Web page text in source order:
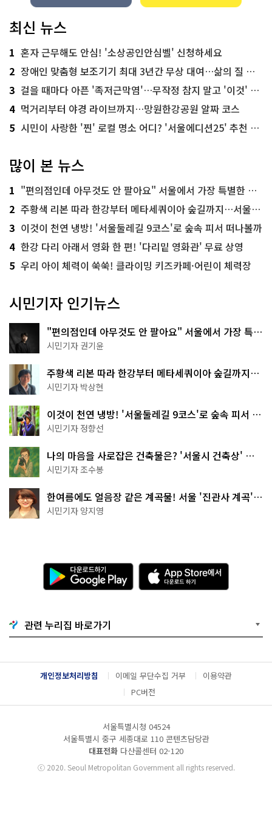
최신 뉴스
1 혼자 근무해도 안심! '소상공인안심벨' 신청하세요
2 장애인 맞춤형 보조기기 최대 3년간 무상 대여…삶의 질 높인다
3 걸을 때마다 아픈 '족저근막염'…무작정 참지 말고 '이것' 해보세요!
4 먹거리부터 야경 라이브까지…망원한강공원 알짜 코스
5 시민이 사랑한 '찐' 로컬 명소 어디? '서울에디션25' 추천 코스
많이 본 뉴스
1 "편의점인데 아무것도 안 팔아요" 서울에서 가장 특별한 편의점의 정체
2 주황색 리본 따라 한강부터 메타세쿼이아 숲길까지…서울둘레길 15코스
3 이것이 천연 냉방! '서울둘레길 9코스'로 숲속 피서 떠나볼까
4 한강 다리 아래서 영화 한 편! '다리밑 영화관' 무료 상영
5 우리 아이 체력이 쑥쑥! 클라이밍 키즈카페·어린이 체력장
시민기자 인기뉴스
"편의점인데 아무것도 안 팔아요" 서울에서 가장 특별
한 편의점의 정체
시민기자 권기윤
주황색 리본 따라 한강부터 메타세쿼이아 숲길까지…
서울둘레길 15코스
시민기자 박상현
이것이 천연 냉방! '서울둘레길 9코스'로 숲속 피서 떠
나볼까
시민기자 정향선
나의 마음을 사로잡은 건축물은? '서울시 건축상' 수
상작 공개!
시민기자 조수봉
한여름에도 얼음장 같은 계곡물! 서울 '진관사 계곡'이
천국이네~
시민기자 양지영
다
운
로
기
G
o
g
l
e
A
p
p
e
서
다
운
관련 누리집 바로가기
개인정보처리방침 이메일 무단수집 거부
이용약관
PC버전
서울특별시청 04524
서울특별시 중구 세종대로 110 콘텐츠담당관
대표전화 다산콜센터 02-120
ⓒ2020. Seoul Metropolitan Government all rights reserved.